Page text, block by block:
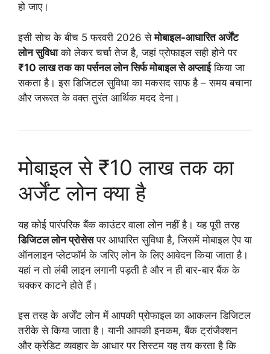
हो जाए।
इसी सोच के बीच 5 फरवरी 2026 सेमोबाइल-आधारित अर्जेंट
लोन सुविधाको लेकर चर्चा तेज है, जहां प्रोफाइल सही होने पर
₹10 लाख तक का पर्सनल लोन सिर्फ मोबाइल से अप्लाईकिया जा
सकता है। इस डिजिटल सुविधा का मकसद साफ है – समय बचाना
और जरूरत के वक्त तुरंत आर्थिक मदद देना।
मोबाइल से ₹10 लाख तक का
अर्जेंट लोन क्या है
यह कोई पारंपरिक बैंक काउंटर वाला लोन नहीं है। यह पूरी तरह
डिजिटल लोन प्रोसेसपर आधारित सुविधा है, जिसमें मोबाइल ऐप या
ऑनलाइन प्लेटफॉर्म के जरिए लोन के लिए आवेदन किया जाता है।
यहां न तो लंबी लाइन लगानी पड़ती है और न ही बार-बार बैंक के
चक्कर काटने होते हैं।
इस तरह के अर्जेंट लोन में आपकी प्रोफाइल का आकलन डिजिटल
तरीके से किया जाता है। यानी आपकी इनकम, बैंक ट्रांजैक्शन
और क्रेडिट व्यवहार के आधार पर सिस्टम यह तय करता है कि